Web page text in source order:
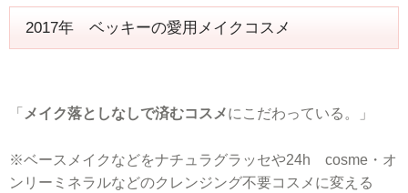
2017年 ベッキーの愛用メイクコスメ
「 メイク落としなしで済むコスメにこだわっている。」
※ベースメイクなどをナチュラグラッセや24h cosme・オ
ンリーミネラルなどのクレンジング不要コスメに変える